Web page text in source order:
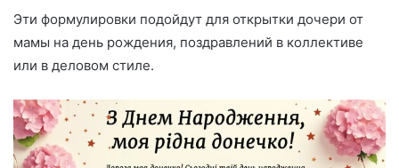
Эти формулировки подойдут для открытки дочери от
мамы на день рождения, поздравлений в коллективе
или в деловом стиле.